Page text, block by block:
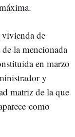
de
la mencionada
en marzo
y
matriz de la que
como